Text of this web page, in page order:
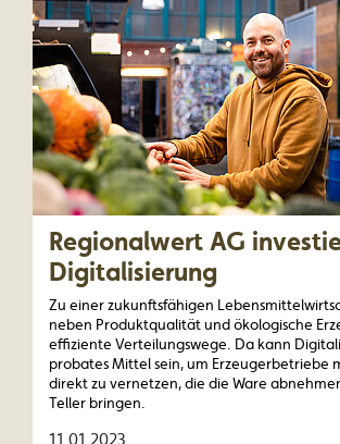
Regionalwert AG
Digitalisierung
Zu einer zukunftsfähigen
neben Produktqualität und ökologische
effiziente Verteilungswege. Da kann
probates Mittel sein, um Erzeugerbetriebe
direkt zu vernetzen, die die Ware
Teller bringen.
11.01.2023